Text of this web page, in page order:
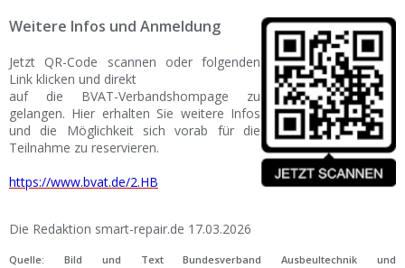
Weitere Infos und Anmeldung
Jetzt QR-Code scannen oder folgenden
Link klicken und direkt
auf die BVAT-Verbandshompage zu
gelangen. Hier erhalten Sie weitere Infos
und die Möglichkeit sich vorab für die
Teilnahme zu reservieren.
https://www.bvat.de/2.HB
Die Redaktion smart-repair.de 17.03.2026
Quelle: Bild und Text Bundesverband Ausbeultechnik und